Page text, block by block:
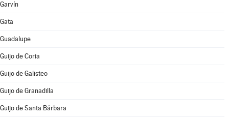
Garvín
Gata
Guadalupe
Guijo de Coria
Guijo de Galisteo
Guijo de Granadilla
Guijo de Santa Bárbara